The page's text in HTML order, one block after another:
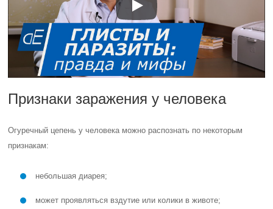
Признаки заражения у человека
Огуречный цепень у человека можно распознать по некоторым
признакам:
небольшая диарея;
может проявляться вздутие или колики в животе;